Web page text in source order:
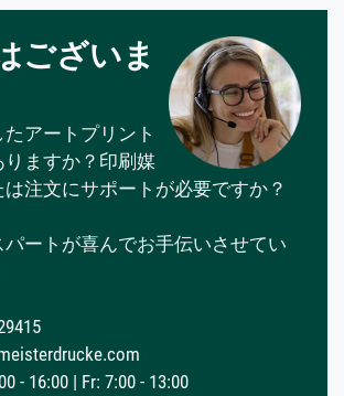
ございま
アートプリント
りますか？印刷媒
注文にサポートが必要ですか？
ートが喜んでお手伝いさせてい
- 16:00 | Fr: 7:00 - 13:00